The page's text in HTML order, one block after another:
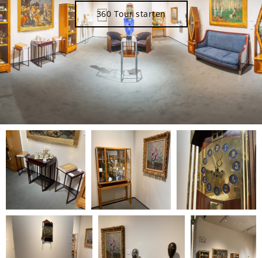
360 Tour starten